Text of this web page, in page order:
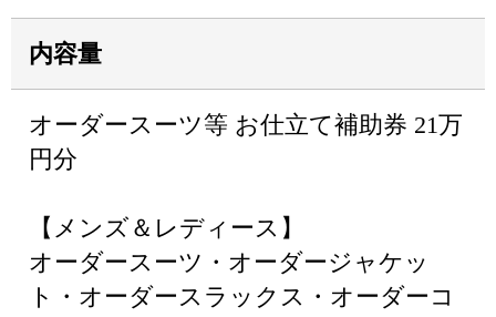
内容量
オーダースーツ等 お仕立て補助券 21万
円分
【メンズ＆レディース】
オーダースーツ・オーダージャケッ
ト・オーダースラックス・オーダーコ